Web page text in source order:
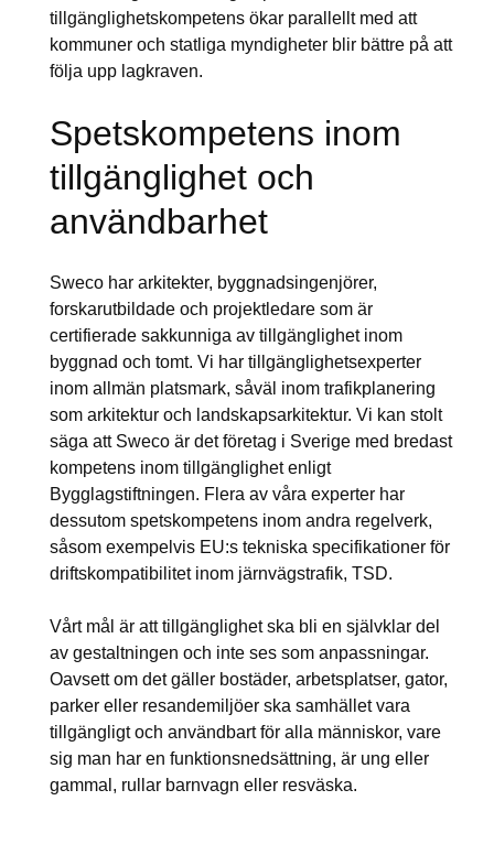
tillgänglighetskompetens ökar parallellt med att
kommuner och statliga myndigheter blir bättre på att
följa upp lagkraven.
Spetskompetens inom
tillgänglighet och
användbarhet
Sweco har arkitekter, byggnadsingenjörer,
forskarutbildade och projektledare som är
certifierade sakkunniga av tillgänglighet inom
byggnad och tomt. Vi har tillgänglighetsexperter
inom allmän platsmark, såväl inomtrafikplanering
somarkitektur och landskapsarkitektur. Vi kan stolt
säga att Sweco är det företag i Sverige med bredast
kompetens inom tillgänglighet enligt
Bygglagstiftningen. Flera av våra experter har
dessutom spetskompetens inom andra regelverk,
såsom exempelvis EU:s tekniska specifikationer för
driftskompatibilitet inom järnvägstrafik, TSD.
Vårt mål är att tillgänglighet ska bli en självklar del
av gestaltningen och inte ses som anpassningar.
Oavsett om det gäller bostäder, arbetsplatser, gator,
parker eller resandemiljöer ska samhället vara
tillgängligt och användbart för alla människor, vare
sig man har en funktionsnedsättning, är ung eller
gammal, rullar barnvagn eller resväska.